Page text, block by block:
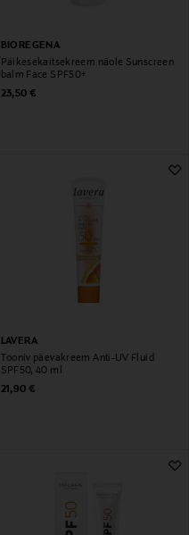
BIOREGENA
Päikesekaitsekreem näole Sunscreen
balm Face SPF50+
Original Price
23,50 €
LAVERA
Tooniv päevakreem Anti-UV Fluid
SPF50, 40 ml
Original Price
21,90 €